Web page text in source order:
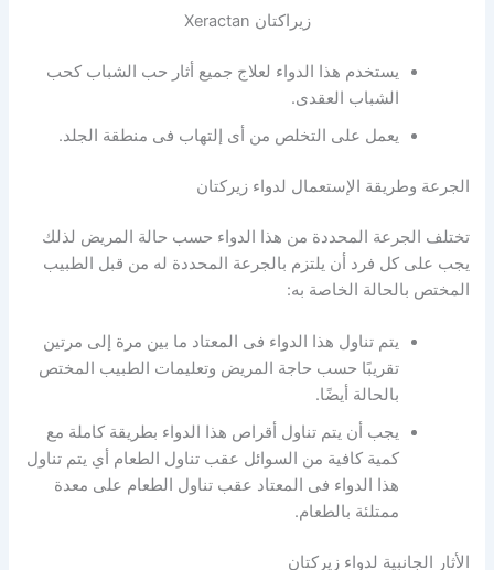
زيراكتان Xeractan
يستخدم هذا الدواء لعلاج جميع أثار حب الشباب كحب
الشباب العقدى.
يعمل على التخلص من أى إلتهاب فى منطقة الجلد.
الجرعة وطريقة الإستعمال لدواء زيركتان
تختلف الجرعة المحددة من هذا الدواء حسب حالة المريض لذلك
يجب على كل فرد أن يلتزم بالجرعة المحددة له من قبل الطبيب
المختص بالحالة الخاصة به:
يتم تناول هذا الدواء فى المعتاد ما بين مرة إلى مرتين
تقريبًا حسب حاجة المريض وتعليمات الطبيب المختص
بالحالة أيضًا.
يجب أن يتم تناول أقراص هذا الدواء بطريقة كاملة مع
كمية كافية من السوائل عقب تناول الطعام أي يتم تناول
هذا الدواء فى المعتاد عقب تناول الطعام على معدة
ممتلئة بالطعام.
الأثار الجانبية لدواء زيركتان